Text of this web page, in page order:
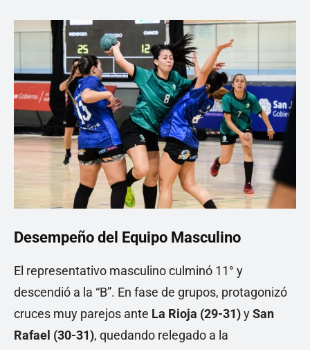
Desempeño del Equipo Masculino
El representativo masculino culminó 11° y
descendió a la “B”. En fase de grupos, protagonizó
cruces muy parejos ante La Rioja (29-31)ySan
Rafael (30-31), quedando relegado a la